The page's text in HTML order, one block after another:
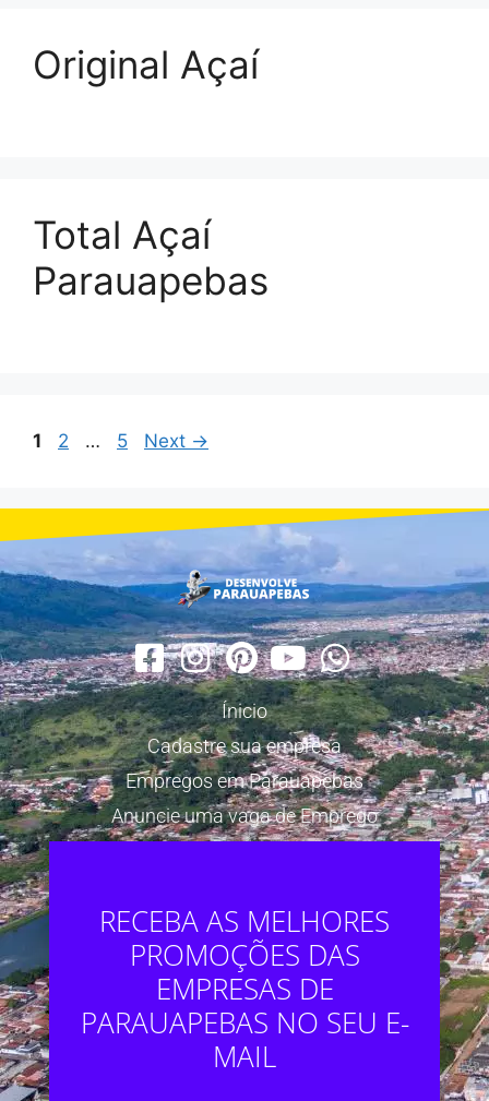
Original Açaí
Total Açaí
Parauapebas
1 2 … 5 Next →
Ínicio
Cadastre sua empresa
Empregos em Parauapebas
Anuncie uma vaga de Emprego
RECEBA AS MELHORES
PROMOÇÕES DAS
EMPRESAS DE
PARAUAPEBAS NO SEU E-
MAIL